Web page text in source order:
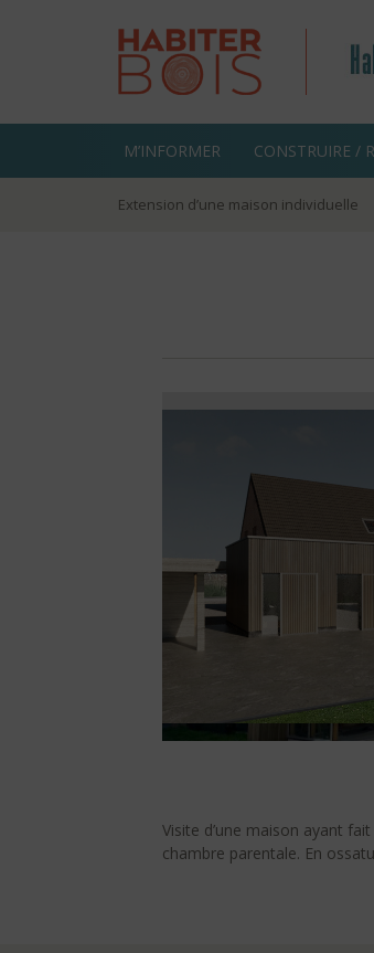
M’INFORMER CONSTRUIRE /
Extension d’une maison individuelle
Visite d’une maison ayant
chambre parentale. En